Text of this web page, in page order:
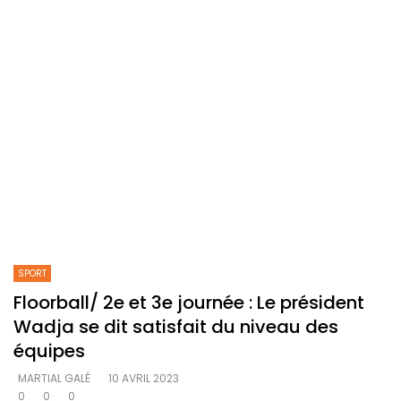
SPORT
Floorball/ 2e et 3e journée : Le président
Wadja se dit satisfait du niveau des
équipes
MARTIAL GALÉ
10 AVRIL 2023
0
0 0